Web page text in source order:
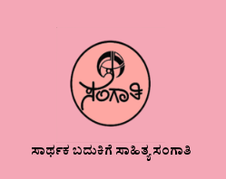
ಸಾರ್ಥಕ ಬದುಕಿಗೆ ಸಾಹಿತ್ಯ ಸಂಗಾತಿ